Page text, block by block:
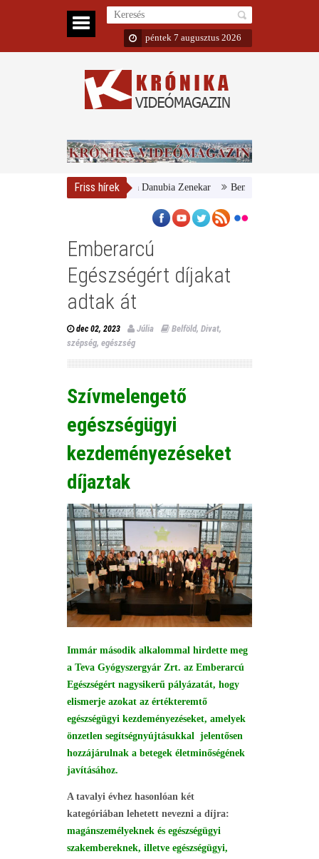
péntek 7 augusztus 2026
Friss hírek
Nemzeti Galéria és a Danubia Zenekar Bemutatta 2024/25-ös
Emberarcú
Egészségért díjakat
adtak át
dec 02, 2023 Júlia Belföld, Divat,
szépség, egészség
Szívmelengető
egészségügyi
kezdeményezéseket
díjaztak
Immár második alkalommal hirdette meg
a Teva Gyógyszergyár Zrt. az Emberarcú
Egészségért nagysikerű pályázatát, hogy
elismerje azokat az értékteremtő
egészségügyi kezdeményezéseket, amelyek
önzetlen segítségnyújtásukkal jelentősen
hozzájárulnak a betegek életminőségének
javításához.
A tavalyi évhez hasonlóan két
kategóriában lehetett nevezni a díjra:
magánszemélyeknek és egészségügyi
szakembereknek, illetve egészségügyi,